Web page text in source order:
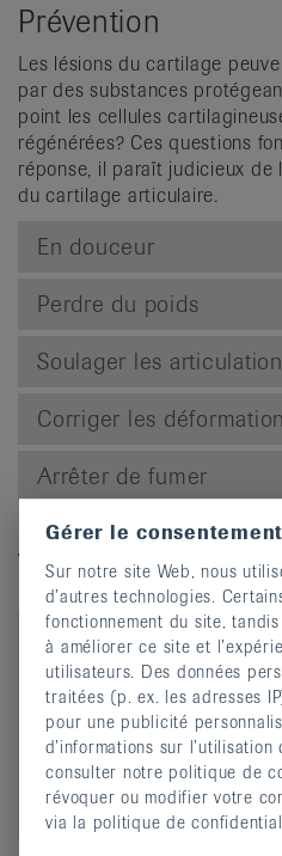
Prévention
Les lésions du cartilage
par des substances
point les cellules
régénérées? Ces questions
réponse, il paraît judicieux
du cartilage articulaire.
En douceur
Perdre du poids
Soulager les
Corriger les
Arrêter de fumer
Vidéos explicatives
Douleur et mouvement:
de rhumatisme?
Gérer le
Sur notre site Web, nous
d’autres technologies.
fonctionnement du site,
à améliorer ce site et
utilisateurs. Des données
traitées (p. ex. les adresses
pour une publicité
d’informations sur
consulter notre politique de
révoquer ou modifier votre
via la politique de